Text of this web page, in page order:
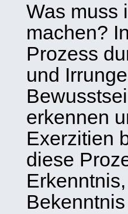
Was muss
machen?
Prozess
und
erkennen
Exerzitien
diese